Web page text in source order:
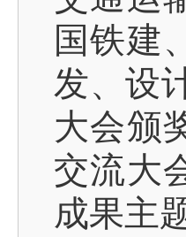
国铁建
发、设
大会颁
交流大
成果主